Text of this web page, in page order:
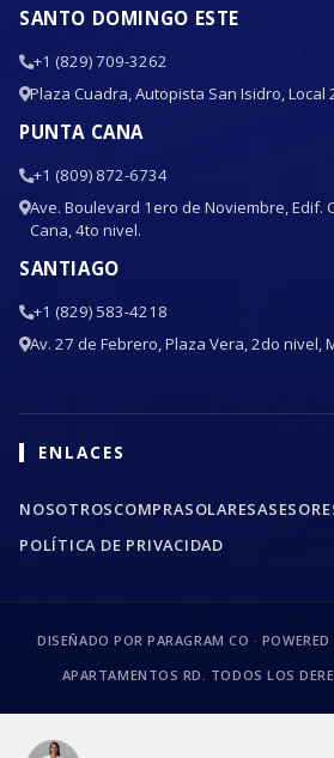
SANTO DOMINGO ESTE
+1 (829) 709-3262
Plaza Cuadra, Autopista San Isidro, Local
PUNTA CANA
+1 (809) 872-6734
Ave. Boulevard 1ero de Noviembre, Edif.
Cana, 4to nivel.
SANTIAGO
+1 (829) 583-4218
Av. 27 de Febrero, Plaza Vera, 2do nivel,
ENLACES
NOSOTROSCOMPRASOLARES
POLÍTICA DE PRIVACIDAD
DISEÑADO POR PARAGRAM CO ·
APARTAMENTOS RD. TODOS LOS